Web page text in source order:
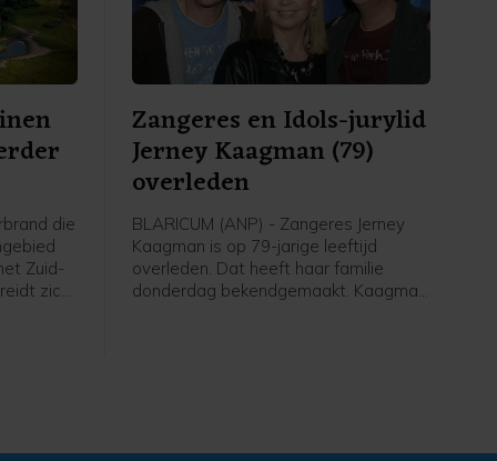
die
Zuid-
zich
Zangeres en Idols-jurylid
Jerney Kaagman (79)
overleden
BLARICUM (ANP) - Zangeres Jerney
Kaagman is op 79-jarige leeftijd
overleden. Dat heeft haar familie
donderdag bekendgemaakt. Kaagman